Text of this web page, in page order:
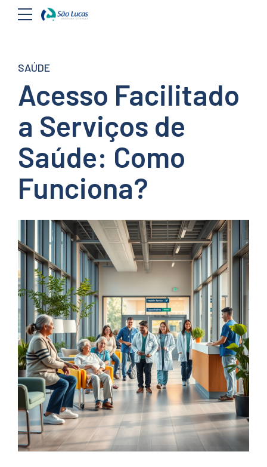
SAÚDE
Acesso Facilitado
a Serviços de
Saúde: Como
Funciona?